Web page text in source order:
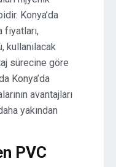
Konya’da
fiyatları,
kullanılacak
sürecine göre
Konya’da
avantajları
yakından
PVC